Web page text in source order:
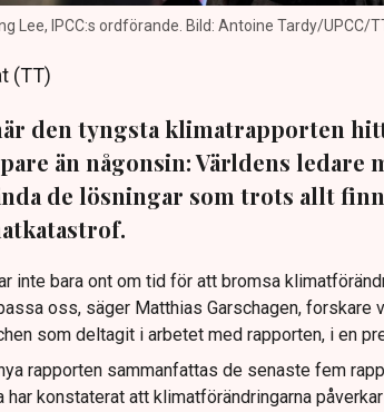
Lee, IPCC:s ordförande. Bild: Antoine Tardy/UPCC/
(TT)
den tyngsta klimatrapporten
än någonsin: Världens ledare
de lösningar som trots allt
inte bara ont om tid för att bromsa
oss, säger Matthias Garschagen,
som deltagit i arbetet med rapporten, i en
rapporten sammanfattas de senaste fem
har konstaterat att klimatförändringarna